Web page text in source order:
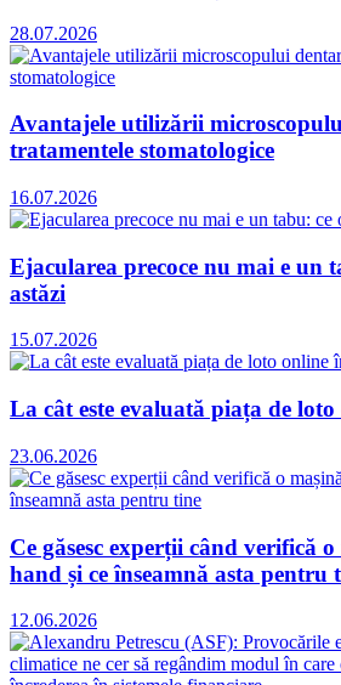
28.07.2026
Avantajele utilizării
tratamentele stomatologice
16.07.2026
Ejacularea precoce nu mai e un
astăzi
15.07.2026
La cât este evaluată piața de
23.06.2026
Ce găsesc experții când verifică o
hand și ce înseamnă asta pentru
12.06.2026